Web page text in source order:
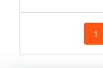
1